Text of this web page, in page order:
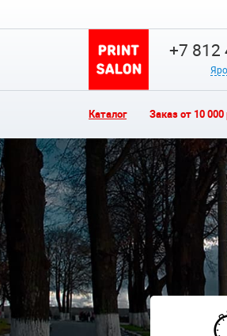
+7 812
Каталог Заказ от 10 000